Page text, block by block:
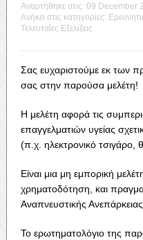
Αναρτήθηκε στις: 09 December
Ανήκει στις κατηγορίες:
Τελευταίες Εξελίξεις
Σας ευχαριστούμε εκ των
σας στην παρούσα μελέτη!
Η μελέτη αφορά τις
επαγγελματιών υγείας
(π.χ. ηλεκτρονικό τσιγάρο,
Είναι μια μη εμπορική
χρηματοδότηση, και
Αναπνευστικής
Το ερωτηματολόγιο της